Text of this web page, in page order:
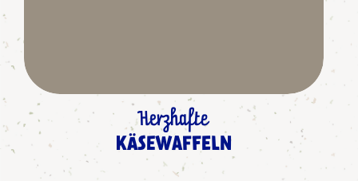
Herzhafte
KÄSEWAFFELN